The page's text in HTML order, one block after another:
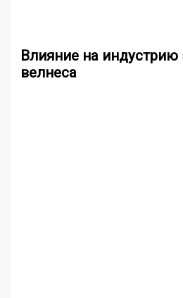
Влияние на индустрию
велнеса